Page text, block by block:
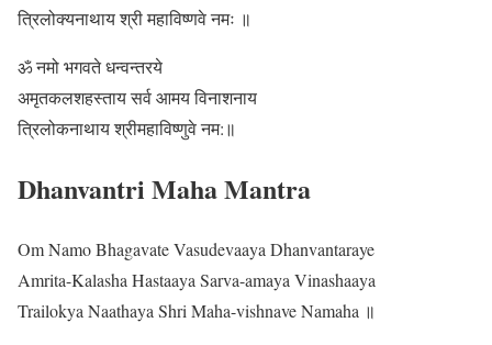
त्रिलोक्यनाथाय श्री महाविष्णवे नमः ॥
ॐ नमो भगवते धन्वन्तरये
अमृतकलशहस्ताय सर्व आमय विनाशनाय
त्रिलोकनाथाय श्रीमहाविष्णुवे नम:॥
Dhanvantri Maha Mantra
Om Namo Bhagavate Vasudevaaya Dhanvantaraye
Amrita-Kalasha Hastaaya Sarva-amaya Vinashaaya
Trailokya Naathaya Shri Maha-vishnave Namaha ॥